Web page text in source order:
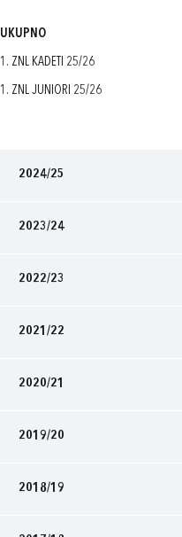
UKUPNO
1. ZNL KADETI 25/26
1. ZNL JUNIORI 25/26
2024/25
2023/24
2022/23
2021/22
2020/21
2019/20
2018/19